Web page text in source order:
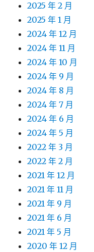
2025 年 2 月
2025 年 1 月
2024 年 12 月
2024 年 11 月
2024 年 10 月
2024 年 9 月
2024 年 8 月
2024 年 7 月
2024 年 6 月
2024 年 5 月
2022 年 3 月
2022 年 2 月
2021 年 12 月
2021 年 11 月
2021 年 9 月
2021 年 6 月
2021 年 5 月
2020 年 12 月